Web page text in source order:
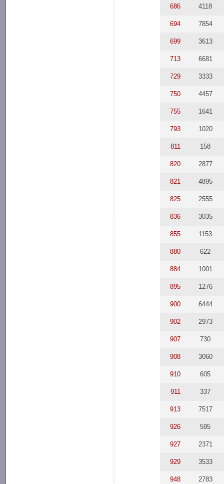
686 4118
694 7854
699 3613
713 6681
729 3333
750 4457
755 1641
793 1020
811 158
820 2877
821 4895
825 2555
836 3035
855 1153
880 622
884 1001
895 1276
900 6444
902 2973
907 730
908 3060
910 605
911 337
913 7517
926 595
927 2371
929 3533
948 2783